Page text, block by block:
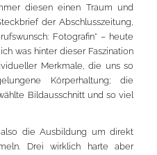
diesen einen Traum und
der Abschlusszeitung,
Fotografin“ – heute
was hinter dieser Faszination
Merkmale, die uns so
Körperhaltung; die
Bildausschnitt und so viel
die Ausbildung um direkt
Drei wirklich harte aber